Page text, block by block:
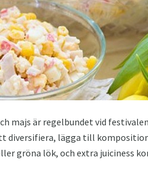
majs är regelbundet vid
lägga till
gröna lök, och extra juiciness